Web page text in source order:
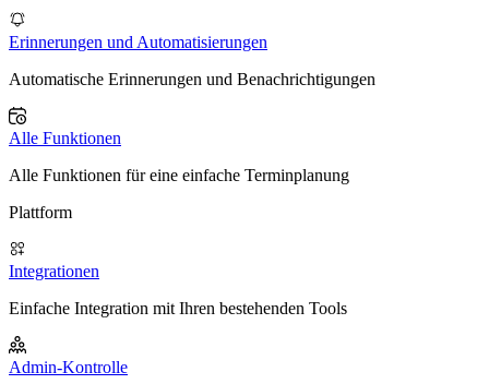
Erinnerungen und Automatisierungen
Automatische Erinnerungen und Benachrichtigungen
Alle Funktionen
Alle Funktionen für eine einfache Terminplanung
Plattform
Integrationen
Einfache Integration mit Ihren bestehenden Tools
Admin-Kontrolle